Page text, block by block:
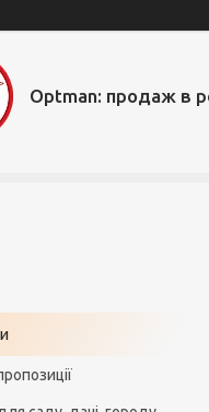
Optman: продаж в